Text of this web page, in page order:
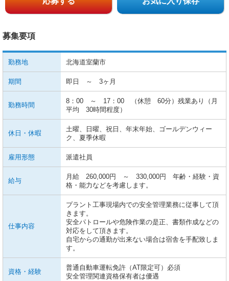
募集要項
勤務地 北海道室蘭市
期間 即日 ～ 3ヶ月
勤務時間
8：00 ～ 17：00 （休憩 60分）残業あり（月
平均 30時間程度）
休日・休暇
土曜、日曜、祝日、年末年始、ゴールデンウィー
ク、夏季休暇
雇用形態 派遣社員
給与
月給 260,000円 ～ 330,000円 年齢・経験・資
格・能力などを考慮します。
仕事内容
プラント工事現場内での安全管理業務に従事して頂
きます。
安全パトロールや危険作業の是正、書類作成などの
対応をして頂きます。
自宅からの通勤が出来ない場合は宿舎を手配致しま
す。
資格・経験
普通自動車運転免許（AT限定可）必須
安全管理関連資格保有者は優遇